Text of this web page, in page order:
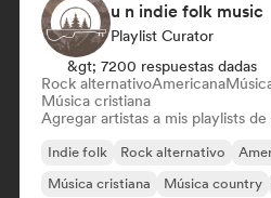
u n indie folk music
Playlist Curator
&gt; 7200 respuestas dadas
Rock alternativoAmericana
Música cristiana
Agregar artistas a mis playlists
Indie folk Rock alternativo
Música cristiana
Música country